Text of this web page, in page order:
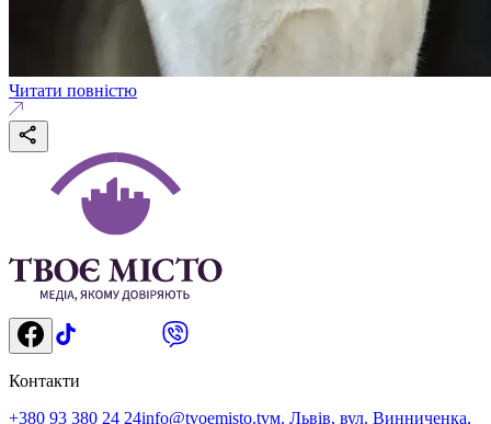
Читати повністю
Контакти
+380 93 380 24 24info@tvoemisto.tvм. Львів, вул. Винниченка,